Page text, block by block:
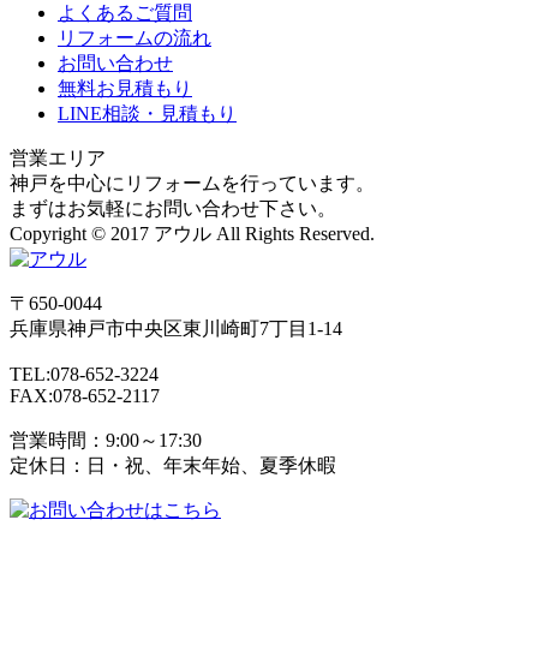
よくあるご質問
リフォームの流れ
お問い合わせ
無料お見積もり
LINE相談・見積もり
営業エリア
神戸を中心にリフォームを行っています。
まずはお気軽にお問い合わせ下さい。
Copyright © 2017 アウル All Rights Reserved.
〒650-0044
兵庫県神戸市中央区東川崎町7丁目1-14
TEL:078-652-3224
FAX:078-652-2117
営業時間：9:00～17:30
定休日：日・祝、年末年始、夏季休暇